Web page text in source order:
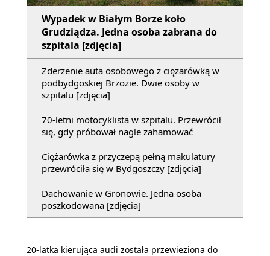
Wypadek w Białym Borze koło
Grudziądza. Jedna osoba zabrana do
szpitala [zdjęcia]
Zderzenie auta osobowego z ciężarówką w
podbydgoskiej Brzozie. Dwie osoby w
szpitalu [zdjęcia]
70-letni motocyklista w szpitalu. Przewrócił
się, gdy próbował nagle zahamować
Ciężarówka z przyczepą pełną makulatury
przewróciła się w Bydgoszczy [zdjęcia]
Dachowanie w Gronowie. Jedna osoba
poszkodowana [zdjęcia]
20-latka kierująca audi została przewieziona do